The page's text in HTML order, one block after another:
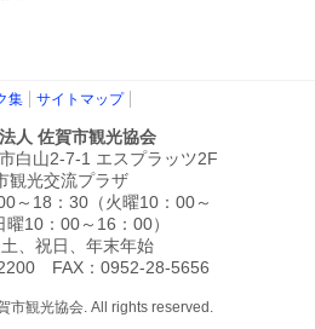
集 サイトマップ
人 佐賀市観光協会
白山2-7-1 エスプラッツ2F
観光交流プラザ
～18：30（火曜10：00～
曜10：00～16：00）
、祝日、年末年始
FAX：0952-28-5656
市観光協会. All rights reserved.